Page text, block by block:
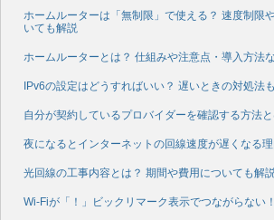
ホームルーターは「無制限」で使える？ 速度制限
いても解説
ホームルーターとは？ 仕組みや注意点・導入方法
IPv6の設定はどうすればいい？ 遅いときの対処法
自分が契約しているプロバイダーを確認する方法と
夜になるとインターネットの回線速度が遅くなる
光回線の工事内容とは？ 期間や費用についても解説
Wi-Fiが「！」ビックリマーク表示でつながらない